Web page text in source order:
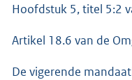
Hoofdstuk 5, titel 5:2
Artikel 18.6 van de
De vigerende